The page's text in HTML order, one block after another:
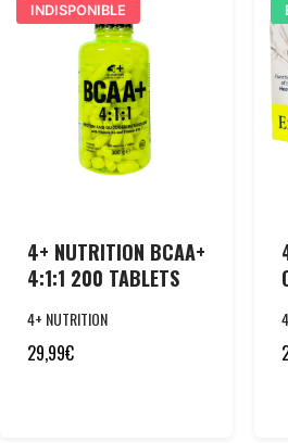
INDISPONIBLE
4+ NUTRITION BCAA+
4:1:1 200 TABLETS
4+ NUTRITION
29,99€